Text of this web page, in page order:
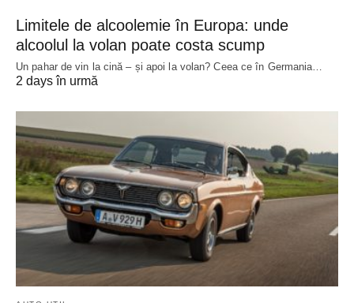
Limitele de alcoolemie în Europa: unde
alcoolul la volan poate costa scump
Un pahar de vin la cină – și apoi la volan? Ceea ce în Germania…
2 days în urmă